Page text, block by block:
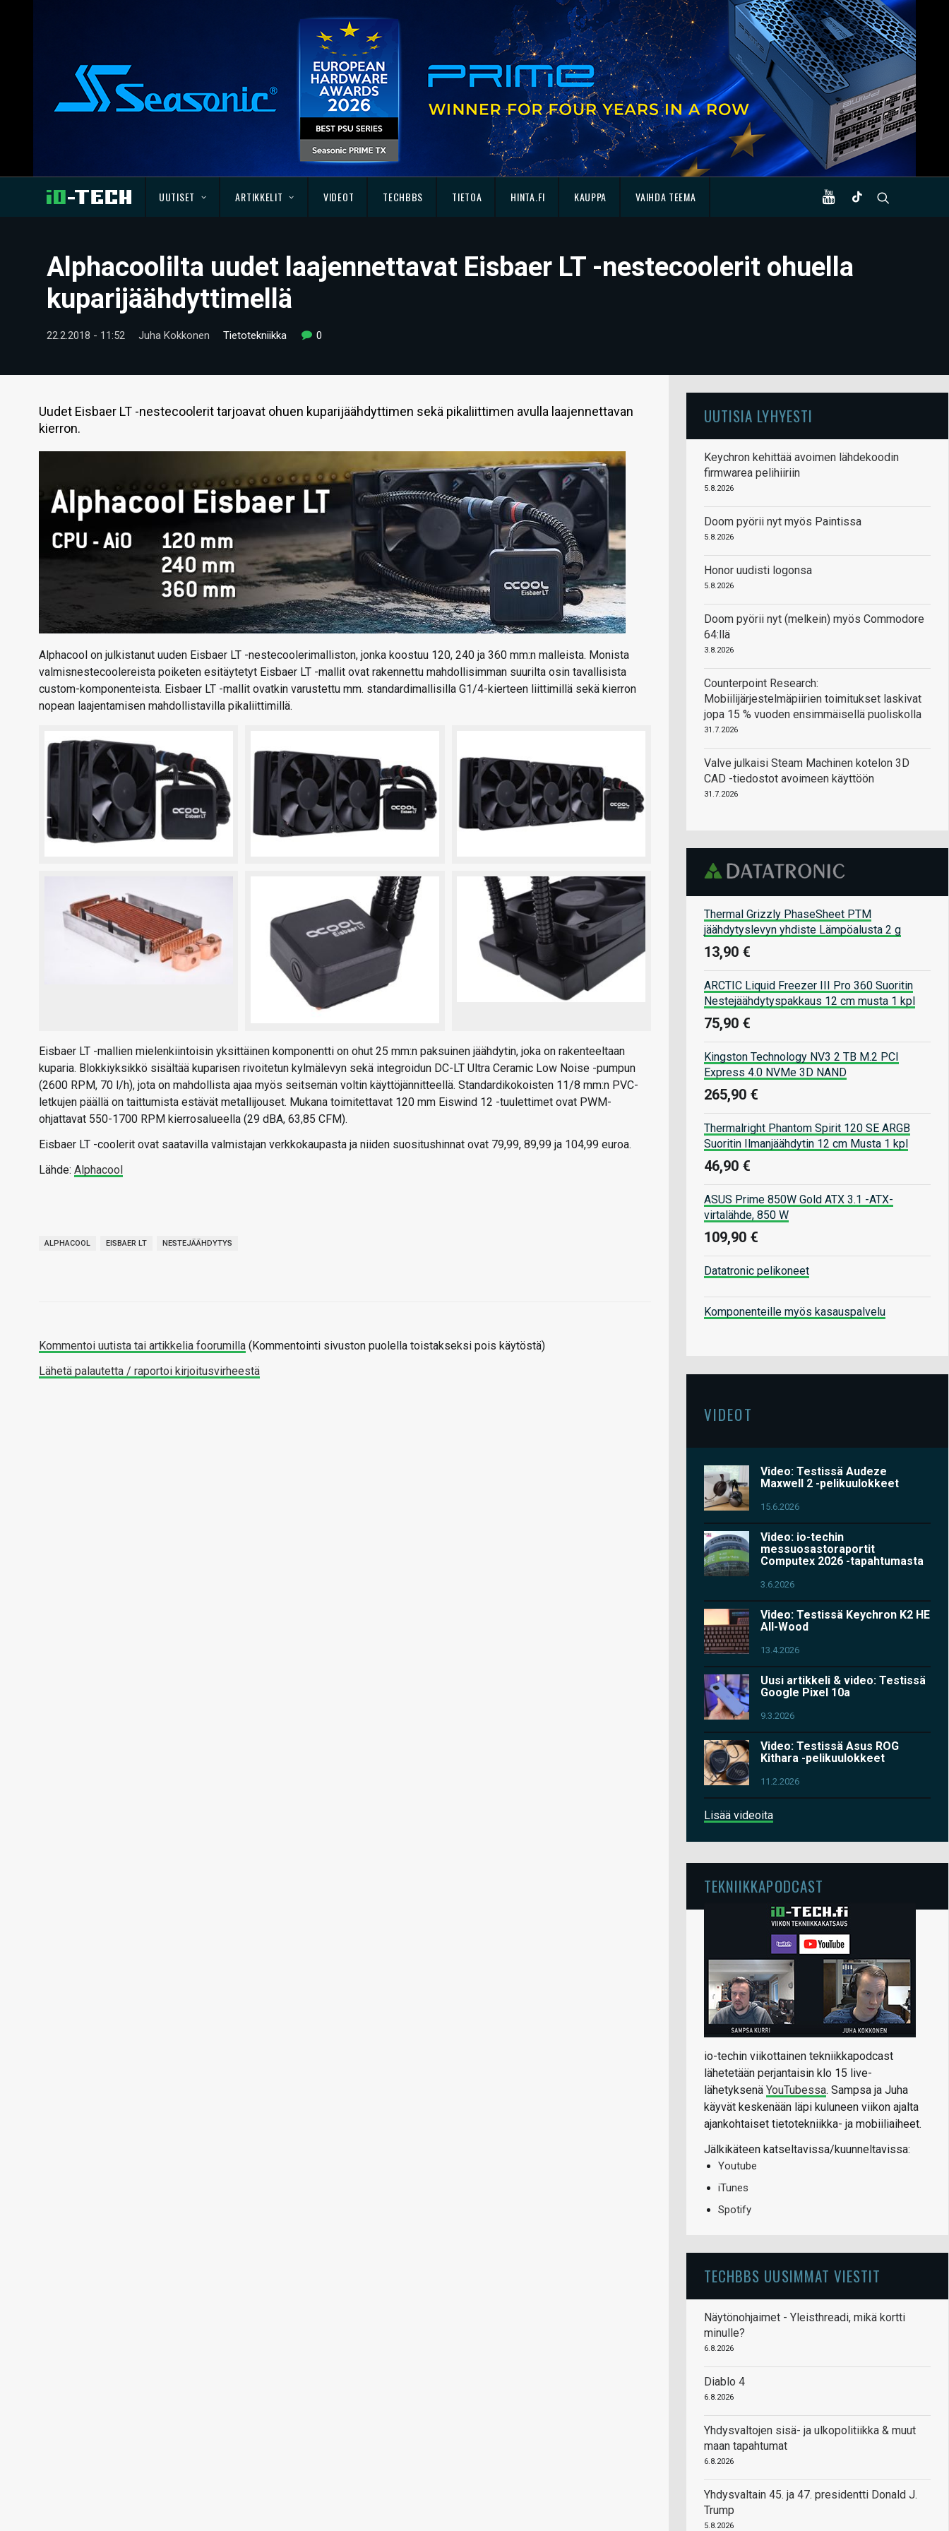
UUTISET ARTIKKELIT VIDEOT TECHBBS TIETOA HINTA.FI KAUPPA VAIHDA TEEMA
Alphacoolilta uudet laajennettavat Eisbaer LT -nestecoolerit ohuella
kuparijäähdyttimellä
22.2.2018 - 11:52 Juha Kokkonen Tietotekniikka 0
Uudet Eisbaer LT -nestecoolerit tarjoavat ohuen kuparijäähdyttimen sekä pikaliittimen avulla laajennettavan
kierron.
Alphacool on julkistanut uuden Eisbaer LT -nestecoolerimalliston, jonka koostuu 120, 240 ja 360 mm:n malleista. Monista
valmisnestecoolereista poiketen esitäytetyt Eisbaer LT -mallit ovat rakennettu mahdollisimman suurilta osin tavallisista
custom-komponenteista. Eisbaer LT -mallit ovatkin varustettu mm. standardimallisilla G1/4-kierteen liittimillä sekä kierron
nopean laajentamisen mahdollistavilla pikaliittimillä.
Eisbaer LT -mallien mielenkiintoisin yksittäinen komponentti on ohut 25 mm:n paksuinen jäähdytin, joka on rakenteeltaan
kuparia. Blokkiyksikkö sisältää kuparisen rivoitetun kylmälevyn sekä integroidun DC-LT Ultra Ceramic Low Noise -pumpun
(2600 RPM, 70 l/h), jota on mahdollista ajaa myös seitsemän voltin käyttöjännitteellä. Standardikokoisten 11/8 mm:n PVC-
letkujen päällä on taittumista estävät metallijouset. Mukana toimitettavat 120 mm Eiswind 12 -tuulettimet ovat PWM-
ohjattavat 550-1700 RPM kierrosalueella (29 dBA, 63,85 CFM).
Eisbaer LT -coolerit ovat saatavilla valmistajan verkkokaupasta ja niiden suositushinnat ovat 79,99, 89,99 ja 104,99 euroa.
Lähde: Alphacool
ALPHACOOL EISBAER LT NESTEJÄÄHDYTYS
Kommentoi uutista tai artikkelia foorumilla (Kommentointi sivuston puolella toistakseksi pois käytöstä)
Lähetä palautetta / raportoi kirjoitusvirheestä
UUTISIA LYHYESTI
Keychron kehittää avoimen lähdekoodin
firmwarea pelihiiriin
5.8.2026
Doom pyörii nyt myös Paintissa
5.8.2026
Honor uudisti logonsa
5.8.2026
Doom pyörii nyt (melkein) myös Commodore
64:llä
3.8.2026
Counterpoint Research:
Mobiilijärjestelmäpiirien toimitukset laskivat
jopa 15 % vuoden ensimmäisellä puoliskolla
31.7.2026
Valve julkaisi Steam Machinen kotelon 3D
CAD -tiedostot avoimeen käyttöön
31.7.2026
Thermal Grizzly PhaseSheet PTM
jäähdytyslevyn yhdiste Lämpöalusta 2 g
13,90 €
ARCTIC Liquid Freezer III Pro 360 Suoritin
Nestejäähdytyspakkaus 12 cm musta 1 kpl
75,90 €
Kingston Technology NV3 2 TB M.2 PCI
Express 4.0 NVMe 3D NAND
265,90 €
Thermalright Phantom Spirit 120 SE ARGB
Suoritin Ilmanjäähdytin 12 cm Musta 1 kpl
46,90 €
ASUS Prime 850W Gold ATX 3.1 -ATX-
virtalähde, 850 W
109,90 €
Datatronic pelikoneet
Komponenteille myös kasauspalvelu
VIDEOT
Video: Testissä Audeze
Maxwell 2 -pelikuulokkeet
15.6.2026
Video: io-techin
messuosastoraportit
Computex 2026 -tapahtumasta
3.6.2026
Video: Testissä Keychron K2 HE
All-Wood
13.4.2026
Uusi artikkeli & video: Testissä
Google Pixel 10a
9.3.2026
Video: Testissä Asus ROG
Kithara -pelikuulokkeet
11.2.2026
Lisää videoita
TEKNIIKKAPODCAST
io-techin viikottainen tekniikkapodcast
lähetetään perjantaisin klo 15 live-
lähetyksenä YouTubessa. Sampsa ja Juha
käyvät keskenään läpi kuluneen viikon ajalta
ajankohtaiset tietotekniikka- ja mobiiliaiheet.
Jälkikäteen katseltavissa/kuunneltavissa:
Youtube
iTunes
Spotify
TECHBBS UUSIMMAT VIESTIT
Näytönohjaimet - Yleisthreadi, mikä kortti
minulle?
6.8.2026
Diablo 4
6.8.2026
Yhdysvaltojen sisä- ja ulkopolitiikka & muut
maan tapahtumat
6.8.2026
Yhdysvaltain 45. ja 47. presidentti Donald J.
Trump
5.8.2026